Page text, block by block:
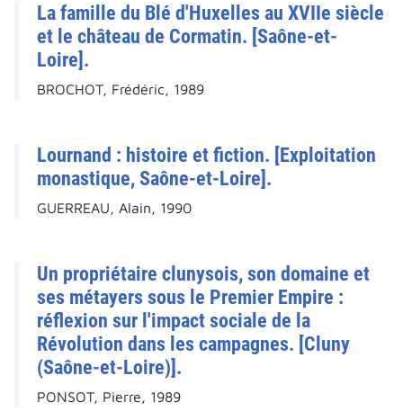
La famille du Blé d'Huxelles au XVIIe siècle
et le château de Cormatin. [Saône-et-
Loire].
BROCHOT, Frédéric, 1989
Lournand : histoire et fiction. [Exploitation
monastique, Saône-et-Loire].
GUERREAU, Alain, 1990
Un propriétaire clunysois, son domaine et
ses métayers sous le Premier Empire :
réflexion sur l'impact sociale de la
Révolution dans les campagnes. [Cluny
(Saône-et-Loire)].
PONSOT, Pierre, 1989